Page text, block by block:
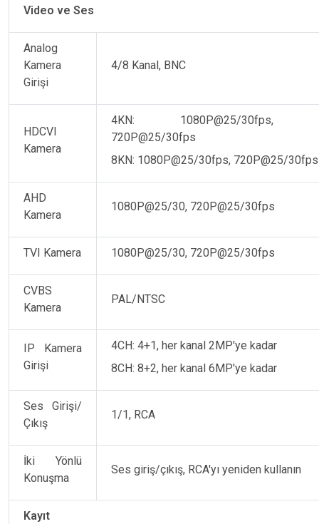
Video ve Ses
Analog
Kamera
Girişi
4/8 Kanal, BNC
HDCVI
Kamera
4KN: 1080P@25/30fps,
720P@25/30fps
8KN: 1080P@25/30fps, 720P@25/30fps
AHD
Kamera
1080P@25/30, 720P@25/30fps
TVI Kamera 1080P@25/30, 720P@25/30fps
CVBS
Kamera
PAL/NTSC
IP Kamera
Girişi
4CH: 4+1, her kanal 2MP'ye kadar
8CH: 8+2, her kanal 6MP'ye kadar
Ses Girişi/
Çıkış
1/1, RCA
İki Yönlü
Konuşma
Ses giriş/çıkış, RCA'yı yeniden kullanın
Kayıt